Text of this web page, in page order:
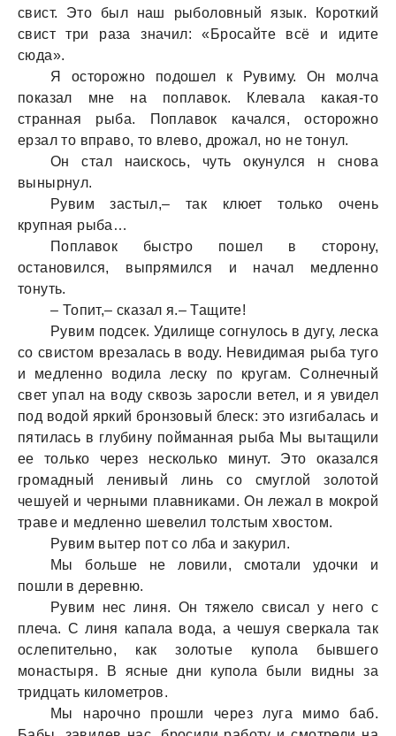
свист. Это был наш рыболовный язык. Короткий
свист три раза значил: «Бросайте всё и идите
сюда».
Я осторожно подошел к Рувиму. Он молча
показал мне на поплавок. Клевала какая-то
странная рыба. Поплавок качался, осторожно
ерзал то вправо, то влево, дрожал, но не тонул.
Он стал наискось, чуть окунулся н снова
вынырнул.
Рувим застыл,– так клюет только очень
крупная рыба…
Поплавок быстро пошел в сторону,
остановился, выпрямился и начал медленно
тонуть.
– Топит,– сказал я.– Тащите!
Рувим подсек. Удилище согнулось в дугу, леска
со свистом врезалась в воду. Невидимая рыба туго
и медленно водила леску по кругам. Солнечный
свет упал на воду сквозь заросли ветел, и я увидел
под водой яркий бронзовый блеск: это изгибалась и
пятилась в глубину пойманная рыба Мы вытащили
ее только через несколько минут. Это оказался
громадный ленивый линь со смуглой золотой
чешуей и черными плавниками. Он лежал в мокрой
траве и медленно шевелил толстым хвостом.
Рувим вытер пот со лба и закурил.
Мы больше не ловили, смотали удочки и
пошли в деревню.
Рувим нес линя. Он тяжело свисал у него с
плеча. С линя капала вода, а чешуя сверкала так
ослепительно, как золотые купола бывшего
монастыря. В ясные дни купола были видны за
тридцать километров.
Мы нарочно прошли через луга мимо баб.